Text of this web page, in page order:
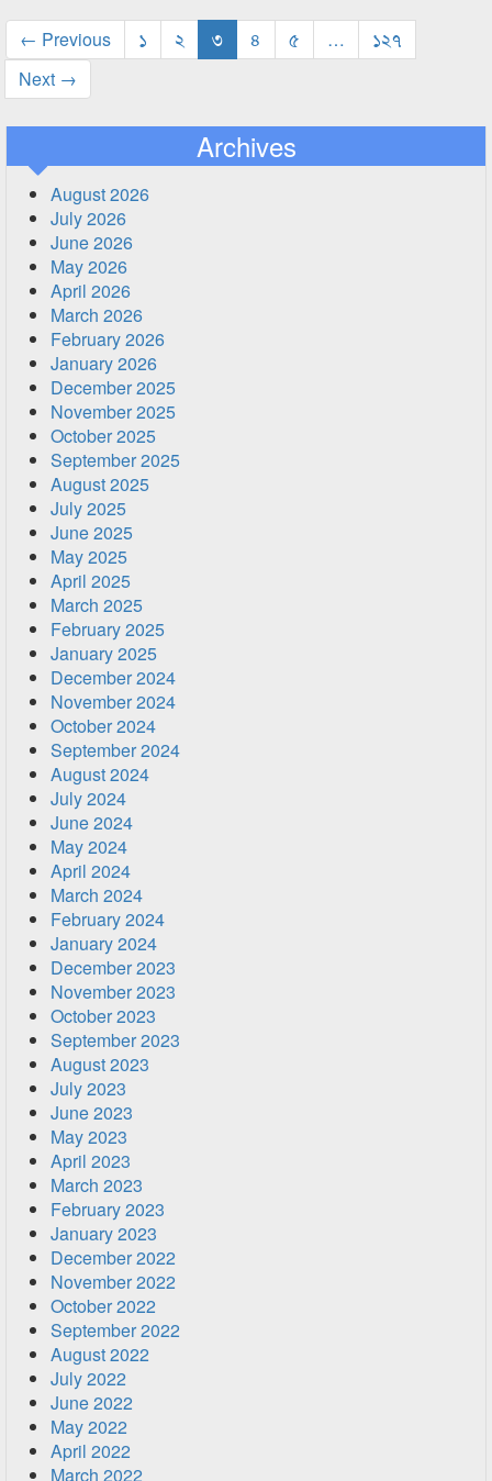
← Previous ১ ২ ৩ ৪ ৫ …
১২৭
Next →
Archives
August 2026
July 2026
June 2026
May 2026
April 2026
March 2026
February 2026
January 2026
December 2025
November 2025
October 2025
September 2025
August 2025
July 2025
June 2025
May 2025
April 2025
March 2025
February 2025
January 2025
December 2024
November 2024
October 2024
September 2024
August 2024
July 2024
June 2024
May 2024
April 2024
March 2024
February 2024
January 2024
December 2023
November 2023
October 2023
September 2023
August 2023
July 2023
June 2023
May 2023
April 2023
March 2023
February 2023
January 2023
December 2022
November 2022
October 2022
September 2022
August 2022
July 2022
June 2022
May 2022
April 2022
March 2022